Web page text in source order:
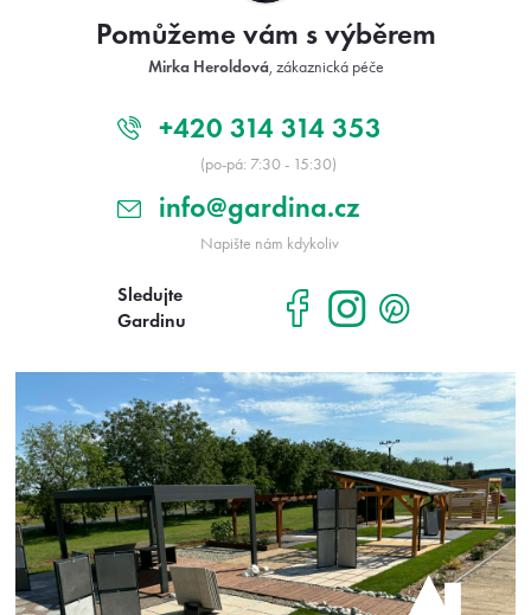
Pomůžeme vám s výběrem
Mirka Heroldová, zákaznická péče
+420 314 314 353
(po-pá: 7:30 - 15:30)
info@gardina.cz
Napište nám kdykoliv
Sledujte
Gardinu